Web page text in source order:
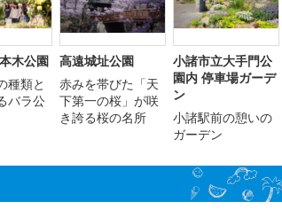
木公園
種類と
バラ公
高遠城址公園
赤みを帯びた「天
下第一の桜」が咲
き誇る桜の名所
小諸市立大手門公
園内 停車場ガーデ
ン
小諸駅前の憩いの
ガーデン